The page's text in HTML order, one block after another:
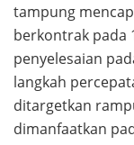
tampung
berkontrak pada
penyelesaian
langkah
ditargetkan
dimanfaatkan